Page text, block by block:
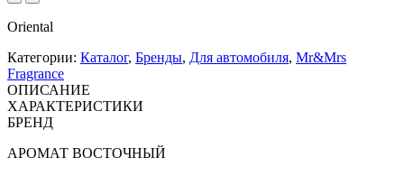
Oriental
Категории: Каталог, Бренды, Для автомобиля, Mr&Mrs
Fragrance
ОПИСАНИЕ
ХАРАКТЕРИСТИКИ
БРЕНД
АРОМАТ ВОСТОЧНЫЙ